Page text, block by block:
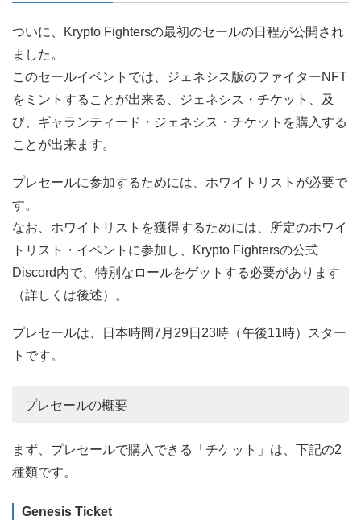
ついに、Krypto Fightersの最初のセールの日程が公開され
ました。
このセールイベントでは、ジェネシス版のファイターNFT
をミントすることが出来る、ジェネシス・チケット、及
び、ギャランティード・ジェネシス・チケットを購入する
ことが出来ます。
プレセールに参加するためには、ホワイトリストが必要で
す。
なお、ホワイトリストを獲得するためには、所定のホワイ
トリスト・イベントに参加し、Krypto Fightersの公式
Discord内で、特別なロールをゲットする必要があります
（詳しくは後述）。
プレセールは、日本時間7月29日23時（午後11時）スター
トです。
プレセールの概要
まず、プレセールで購入できる「チケット」は、下記の2
種類です。
Genesis Ticket